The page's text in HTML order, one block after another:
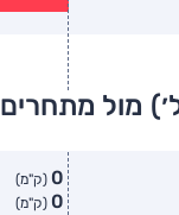
מול מתחרים
0 (ק"מ)
0 (ק"מ)